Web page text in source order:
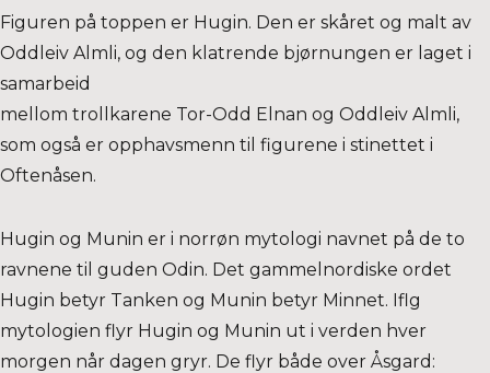
Figuren på toppen er Hugin. Den er skåret og malt av
Oddleiv Almli, og den klatrende bjørnungen er laget i
samarbeid
mellom trollkarene Tor-Odd Elnan og Oddleiv Almli,
som også er opphavsmenn til figurene i stinettet i
Oftenåsen.
Hugin og Munin er i norrøn mytologi navnet på de to
ravnene til guden Odin. Det gammelnordiske ordet
Hugin betyr Tanken og Munin betyr Minnet. Iflg
mytologien flyr Hugin og Munin ut i verden hver
morgen når dagen gryr. De flyr både over Åsgard: